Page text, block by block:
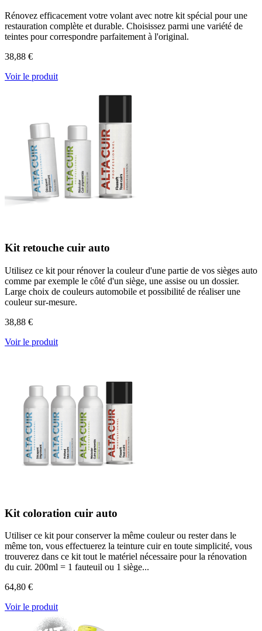
Rénovez efficacement votre volant avec notre kit spécial pour une
restauration complète et durable. Choisissez parmi une variété de
teintes pour correspondre parfaitement à l'original.
38,88 €
Voir le produit
Kit retouche cuir auto
Utilisez ce kit pour rénover la couleur d'une partie de vos sièges auto
comme par exemple le côté d'un siège, une assise ou un dossier.
Large choix de couleurs automobile et possibilité de réaliser une
couleur sur-mesure.
38,88 €
Voir le produit
Kit coloration cuir auto
Utiliser ce kit pour conserver la même couleur ou rester dans le
même ton, vous effectuerez la teinture cuir en toute simplicité, vous
trouverez dans ce kit tout le matériel nécessaire pour la rénovation
du cuir. 200ml = 1 fauteuil ou 1 siège...
64,80 €
Voir le produit